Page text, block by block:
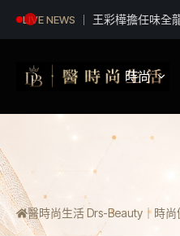
LIVE NEWS 王彩樺擔任味全
時尚
影視娛
潮流
醫時尚生活 Drs-Beauty｜時